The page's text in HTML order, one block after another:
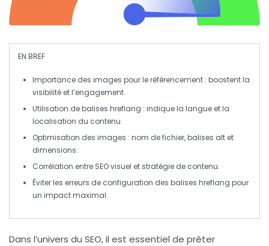
EN BREF
Importance des images pour le référencement : boostent la
visibilité et l’engagement.
Utilisation debalises hreflang : indique la langue et la
localisation du contenu.
Optimisation des images : nom de fichier, balises alt et
dimensions.
Corrélation entre SEOvisuel et stratégie de contenu.
Éviter les erreurs de configuration des balises hreflang pour
un impact maximal.
Dans l’univers du SEO, il est essentiel de prêter